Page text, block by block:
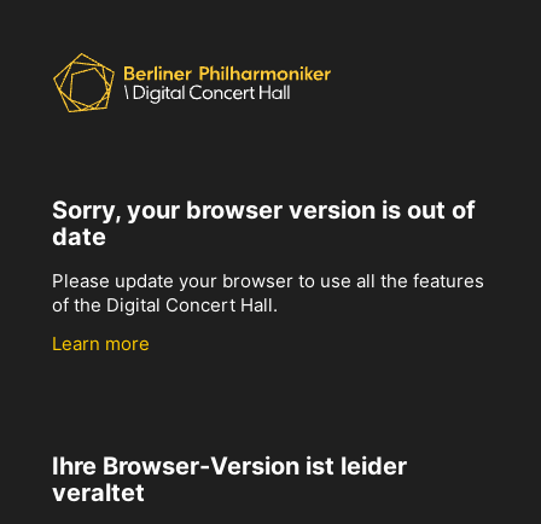
Sorry, your browser version is out of
date
Please update your browser to use all the features
of the Digital Concert Hall.
Learn more
Ihre Browser-Version ist leider
veraltet